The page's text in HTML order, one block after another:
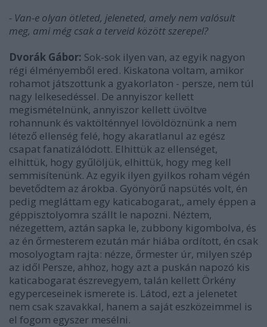
- Van-e olyan ötleted, jeleneted, amely nem valósult
meg, ami még csak a terveid között szerepel?
Dvorák Gábor: Sok-sok ilyen van, az egyik nagyon
régi élményemből ered. Kiskatona voltam, amikor
rohamot játszottunk a gyakorlaton - persze, nem túl
nagy lelkesedéssel. De annyiszor kellett
megismételnünk, annyiszor kellett üvöltve
rohannunk és vaktölténnyel lövöldöznünk a nem
létező ellenség felé, hogy akaratlanul az egész
csapat fanatizálódott. Elhittük az ellenséget,
elhittük, hogy gyűlöljük, elhittük, hogy meg kell
semmisítenünk. Az egyik ilyen gyilkos roham végén
bevetődtem az árokba. Gyönyörű napsütés volt, én
pedig megláttam egy katicabogarat,, amely éppen a
géppisztolyomra szállt le napozni. Néztem,
nézegettem, aztán sapka le, zubbony kigombolva, és
az én őrmesterem ezután már hiába ordított, én csak
mosolyogtam rajta: nézze, őrmester úr, milyen szép
az idő! Persze, ahhoz, hogy azt a puskán napozó kis
katicabogarat észrevegyem, talán kellett Örkény
egyperceseinek ismerete is. Látod, ezt a jelenetet
nem csak szavakkal, hanem a saját eszközeimmel is
el fogom egyszer mesélni.